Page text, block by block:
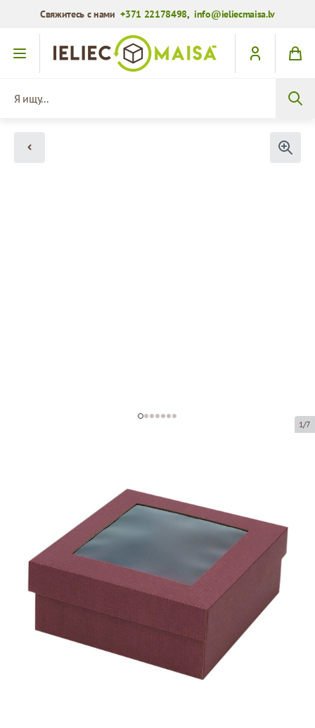
Свяжитесь с нами+371 22178498,info@ieliecmaisa.lv
Перейти к содержимому
1/7
Код товара:KL96
Размер:250 x 250 x 100 mm
Материал:бордовая микрогофра
Толщина:
Товар нельзя получить в пункте выдачи.